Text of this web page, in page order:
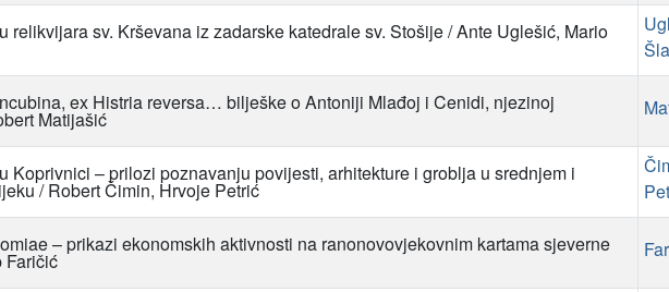
relikvijara sv. Krševana iz zadarske katedrale sv. Stošije / Ante Uglešić, Mario
ex Histria reversa… bilješke o Antoniji Mlađoj i Cenidi, njezinoj
Matijašić
Koprivnici – prilozi poznavanju povijesti, arhitekture i groblja u srednjem i
/ Robert Čimin, Hrvoje Petrić
– prikazi ekonomskih aktivnosti na ranonovovjekovnim kartama sjeverne
Faričić